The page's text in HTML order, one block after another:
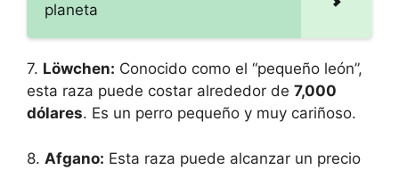
planeta
7. Löwchen: Conocido como el “pequeño león”,
esta raza puede costar alrededor de 7,000
dólares. Es un perro pequeño y muy cariñoso.
8. Afgano: Esta raza puede alcanzar un precio